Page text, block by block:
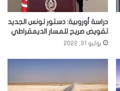
دراسة أوروبية: دستور تونس الجديد
تقويض صريح للمسار الديمقراطي
يوليو 31, 2022